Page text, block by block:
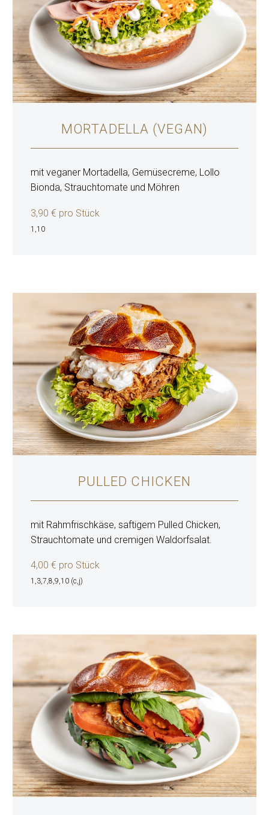
MORTADELLA (VEGAN)
mit veganer Mortadella, Gemüsecreme, Lollo
Bionda, Strauchtomate und Möhren
3,90 € pro Stück
1,10
PULLED CHICKEN
mit Rahmfrischkäse, saftigem Pulled Chicken,
Strauchtomate und cremigen Waldorfsalat.
4,00 € pro Stück
1,3,7,8,9,10 (c,j)